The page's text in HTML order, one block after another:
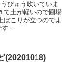
びゅう吹いていま
て土が軽いので圃場
ぼこりが立つのでよ
す...
(20201018)